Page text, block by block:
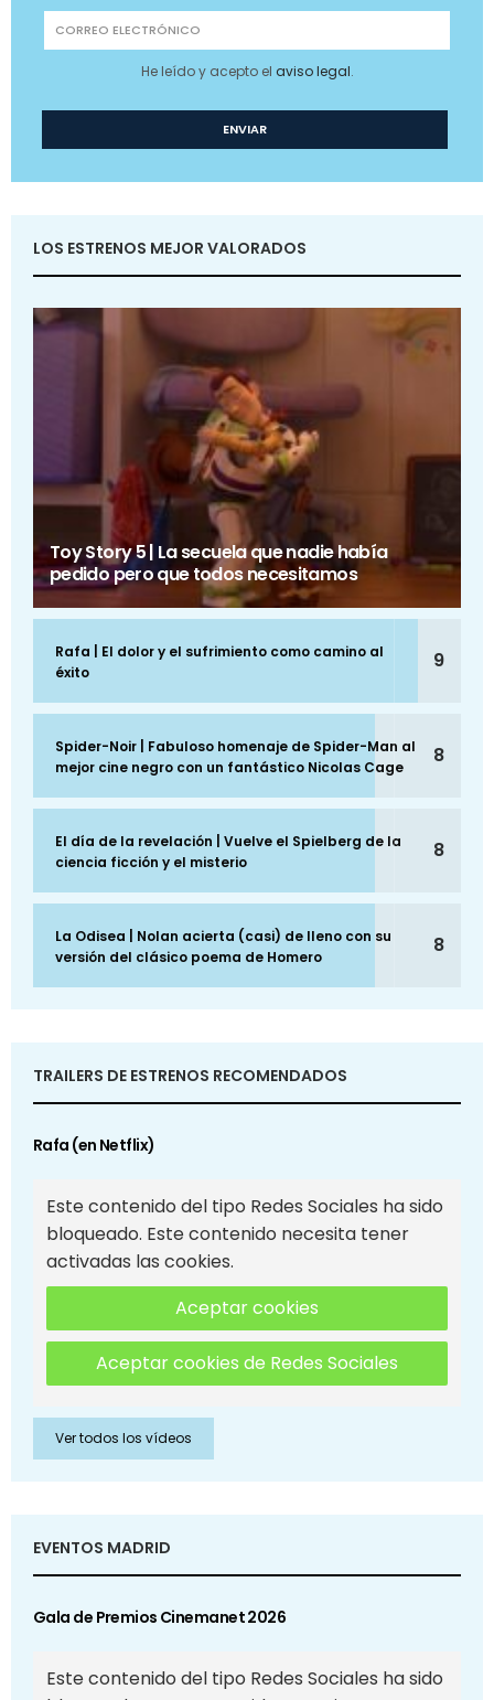
He leído y acepto el aviso legal.
LOS ESTRENOS MEJOR VALORADOS
Toy Story 5 | La secuela que nadie había
pedido pero que todos necesitamos
Rafa | El dolor y el sufrimiento como camino al
éxito
9
Spider-Noir | Fabuloso homenaje de Spider-Man al
mejor cine negro con un fantástico Nicolas Cage
8
El día de la revelación | Vuelve el Spielberg de la
ciencia ficción y el misterio
8
La Odisea | Nolan acierta (casi) de lleno con su
versión del clásico poema de Homero
8
TRAILERS DE ESTRENOS RECOMENDADOS
Rafa (en Netflix)
Este contenido del tipo Redes Sociales ha sido
bloqueado. Este contenido necesita tener
activadas las cookies.
Aceptar cookies
Aceptar cookies de Redes Sociales
Ver todos los vídeos
EVENTOS MADRID
Gala de Premios Cinemanet 2026
Este contenido del tipo Redes Sociales ha sido